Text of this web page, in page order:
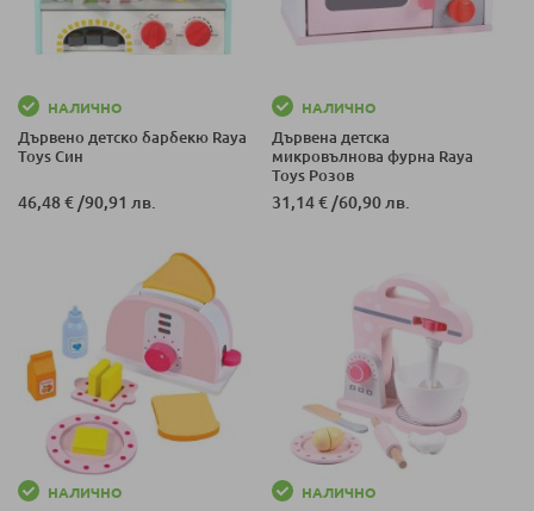
НАЛИЧНО
Дървено детско барбекю Raya
Toys Син
46,48 € /90,91 лв.
НАЛИЧНО
Дървена детска
микровълнова фурна Raya
Toys Розов
31,14 € /60,90 лв.
НАЛИЧНО НАЛИЧНО